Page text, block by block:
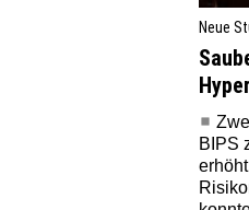
Neue
BIPS